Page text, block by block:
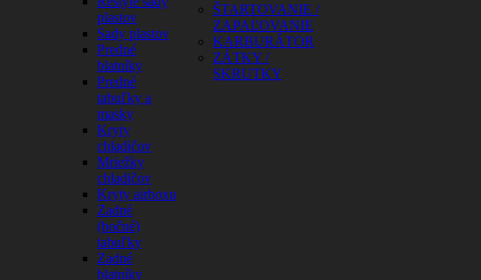
plastov
Sady plastov
Predné
blatníky
Predné
tabuľky a
masky
Kryty
chladičov
Mriežky
chladičov
Kryty airboxu
Zadné
(bočné)
tabuľky
Zadné
blatníky
ŠTARTOVANIE /
ZAPAĽOVANIE
KARBURÁTOR
ZÁTKY /
SKRUTKY